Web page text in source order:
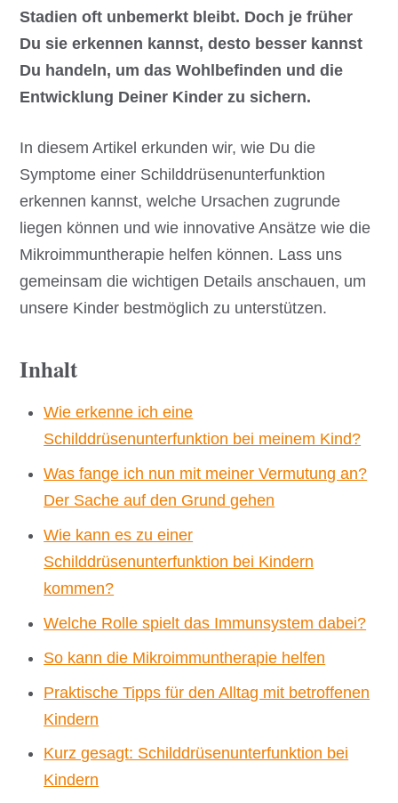
Stadien oft unbemerkt bleibt. Doch je früher
Du sie erkennen kannst, desto besser kannst
Du handeln, um das Wohlbefinden und die
Entwicklung Deiner Kinder zu sichern.
In diesem Artikel erkunden wir, wie Du die
Symptome einer Schilddrüsenunterfunktion
erkennen kannst, welche Ursachen zugrunde
liegen können und wie innovative Ansätze wie die
Mikroimmuntherapie helfen können. Lass uns
gemeinsam die wichtigen Details anschauen, um
unsere Kinder bestmöglich zu unterstützen.
Inhalt
Wie erkenne ich eine
Schilddrüsenunterfunktion bei meinem Kind?
Was fange ich nun mit meiner Vermutung an?
Der Sache auf den Grund gehen
Wie kann es zu einer
Schilddrüsenunterfunktion bei Kindern
kommen?
Welche Rolle spielt das Immunsystem dabei?
So kann die Mikroimmuntherapie helfen
Praktische Tipps für den Alltag mit betroffenen
Kindern
Kurz gesagt: Schilddrüsenunterfunktion bei
Kindern